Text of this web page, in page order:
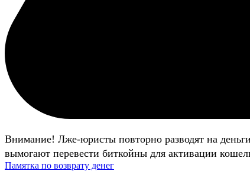
Внимание! Лже-юристы повторно разводят на
вымогают перевести биткойны для активации
Памятка по возврату денег